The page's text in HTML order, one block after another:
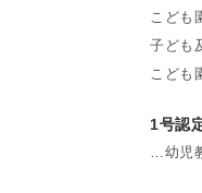
こども
子ども
こども
1号認
…幼児